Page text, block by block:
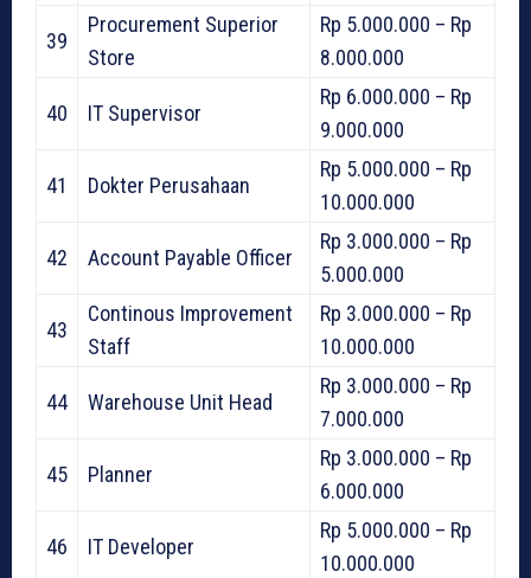
39
Procurement Superior
Store
Rp 5.000.000 – Rp
8.000.000
40 IT Supervisor
Rp 6.000.000 – Rp
9.000.000
41 Dokter Perusahaan
Rp 5.000.000 – Rp
10.000.000
42 Account Payable Officer
Rp 3.000.000 – Rp
5.000.000
43
Continous Improvement
Staff
Rp 3.000.000 – Rp
10.000.000
44 Warehouse Unit Head
Rp 3.000.000 – Rp
7.000.000
45 Planner
Rp 3.000.000 – Rp
6.000.000
46 IT Developer
Rp 5.000.000 – Rp
10.000.000